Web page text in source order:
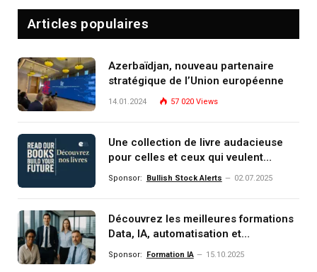
Articles populaires
Azerbaïdjan, nouveau partenaire
stratégique de l’Union européenne
14.01.2024 57 020 Views
Une collection de livre audacieuse
pour celles et ceux qui veulent
comprendre, investir et dominer le
Sponsor: Bullish Stock Alerts 02.07.2025
Découvrez les meilleures formations
Data, IA, automatisation et
investissement (gestion de
Sponsor: Formation IA 15.10.2025